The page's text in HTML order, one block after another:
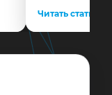
Читать статью